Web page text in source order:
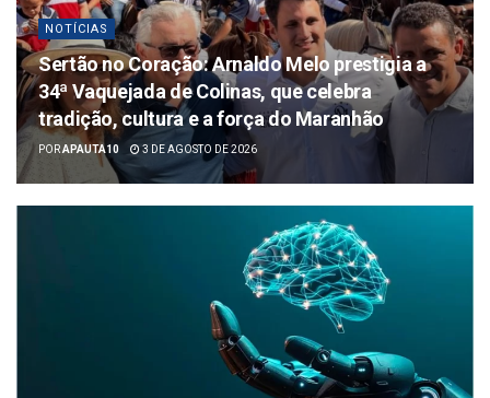
NOTÍCIAS
Sertão no Coração: Arnaldo Melo prestigia a
34ª Vaquejada de Colinas, que celebra
tradição, cultura e a força do Maranhão
PORAPAUTA10 3 DE AGOSTO DE 2026